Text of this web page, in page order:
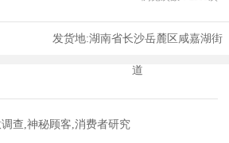
发货地:湖南省长沙岳麓区咸嘉湖街
道
查,神秘顾客,消费者研究